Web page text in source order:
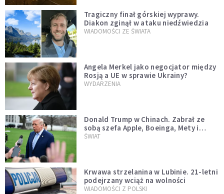
Tragiczny finał górskiej wyprawy.
Diakon zginął w ataku niedźwiedzia
WIADOMOŚCI ZE ŚWIATA
Angela Merkel jako negocjator między
Rosją a UE w sprawie Ukrainy?
WYDARZENIA
Donald Trump w Chinach. Zabrał ze
sobą szefa Apple, Boeinga, Mety i
Muska
ŚWIAT
Krwawa strzelanina w Lubinie. 21-letni
podejrzany wciąż na wolności
WIADOMOŚCI Z POLSKI